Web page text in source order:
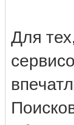
Для